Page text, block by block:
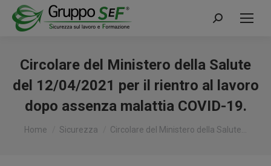
Cerca:
Circolare del Ministero della Salute
del 12/04/2021 per il rientro al lavoro
dopo assenza malattia COVID-19.
Tu sei qui:
Home Sicurezza Circolare del Ministero della Salute…